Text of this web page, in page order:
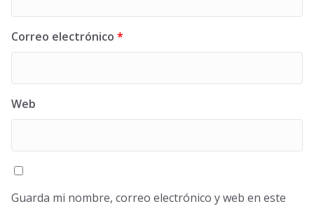
Correo electrónico *
Web
Guarda mi nombre, correo electrónico y web en este